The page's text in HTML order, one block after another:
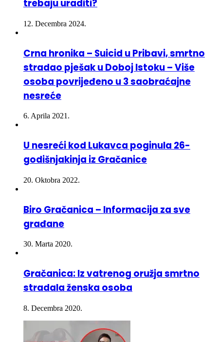
12. Decembra 2024.
stradao pješak u Doboj Istoku – Više
osoba povrijeđeno u 3 saobraćajne
nesreće
6. Aprila 2021.
godišnjakinja iz Gračanice
20. Oktobra 2022.
građane
30. Marta 2020.
stradala ženska osoba
8. Decembra 2020.